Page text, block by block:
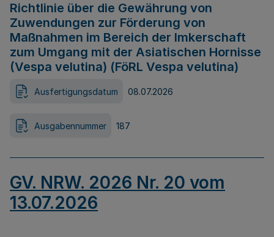
Richtlinie über die Gewährung von
Zuwendungen zur Förderung von
Maßnahmen im Bereich der Imkerschaft
zum Umgang mit der Asiatischen Hornisse
(Vespa velutina) (FöRL Vespa velutina)
Ausfertigungsdatum 08.07.2026
Ausgabennummer 187
GV. NRW. 2026 Nr. 20 vom
13.07.2026